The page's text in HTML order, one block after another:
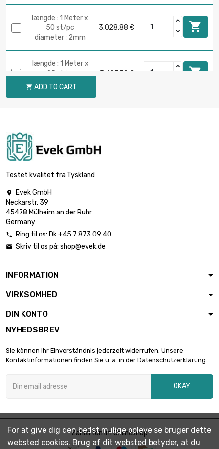
længde : 1 Meter x
50 st/pc
diameter : 2mm
3.028,88 € 
længde : 1 Meter x
25 st/pc
diameter : 3mm
3.407,50 € 
længde : 1 Meter x
diameter : 4mm
længde : 1 Meter x
5 st/pc
længde : 1 Meter x
længde : 1 Meter x
diameter : 6mm
længde : 1 Meter x
diameter :
6.35mm
3.053,25 €
længde : 1 Meter x
2 st/pc
diameter :
2.748,00 € 
 ADD TO CART
Testet kvalitet fra Tyskland

Evek GmbH
Neckarstr. 39
45478 Mülheim an der Ruhr
Germany
 Ring til os: Dk +45 7 873 09 40
 Skriv til os på: shop@evek.de
INFORMATION
VIRKSOMHED
DIN KONTO
NYHEDSBREV
Sie können Ihr Einverständnis jederzeit widerrufen. Unsere
Kontaktinformationen finden Sie u. a. in der Datenschutzerklärung.
OKAY
Zahlarten im Onlineshop
For at give dig den bedst mulige oplevelse bruger dette
websted cookies. Brug af dit websted betyder, at du